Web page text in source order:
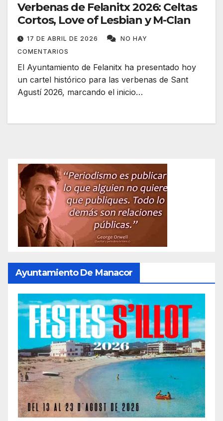
Verbenas de Felanitx 2026: Celtas
Cortos, Love of Lesbian y M-Clan
17 DE ABRIL DE 2026
NO HAY
COMENTARIOS
El Ayuntamiento de Felanitx ha presentado hoy
un cartel histórico para las verbenas de Sant
Agustí 2026, marcando el inicio…
Ayuntamiento De Manacor